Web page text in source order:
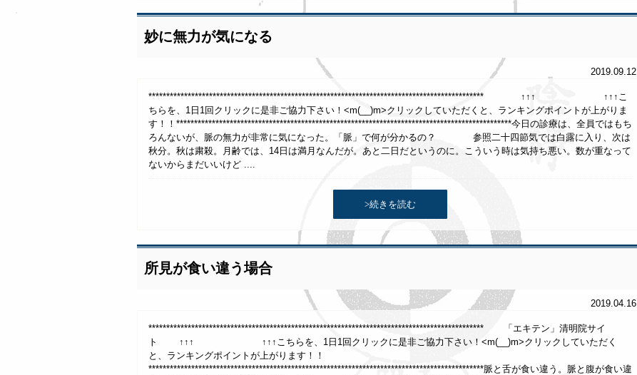
妙に無力が気になる
2019.09.12
********************************************************************************************** ↑↑↑ ↑↑↑こ
ちらを、1日1回クリックに是非ご協力下さい！<m(__)m>クリックしていただくと、ランキングポイントが上がりま
す！！**********************************************************************************************今日の診療は、全員ではもち
ろんないが、脈の無力が非常に気になった。「脈」で何が分かるの？ 参照二十四節気では白露に入り、次は
秋分。秋は粛殺。月齢では、14日は満月なんだが。あと二日だというのに。こういう時は気持ち悪い。数が重なって
ないからまだいいけど ....
>続きを読む
所見が食い違う場合
2019.04.16
********************************************************************************************** 「エキテン」清明院サイ
ト ↑↑↑ ↑↑↑こちらを、1日1回クリックに是非ご協力下さい！<m(__)m>クリックしていただく
と、ランキングポイントが上がります！！
**********************************************************************************************脈と舌が食い違う。脈と腹が食い違